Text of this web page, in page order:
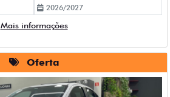
2026/2027
Mais informações
Oferta